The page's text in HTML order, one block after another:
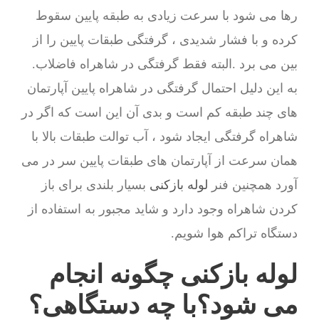
رها می شود با سرعت زیادی به طبقه پایین سقوط
کرده و با فشار شدیدی ، گرفتگی طبقات پایین را از
بین می برد .البته فقط گرفتگی در شاهراه فاضلاب.
به این دلیل احتمال گرفتگی در شاهراه پایین آپارتمان
های چند طبقه کم است و بدی آن این است که اگر در
شاهراه گرفتگی ایجاد شود ، آب توالت طبقات بالا با
همان سرعت از آپارتمان های طبقات پایین سر در می
آورد همچنین فنر لوله بازکنی بسیار بلندی برای باز
کردن شاهراه وجود دارد و شاید مجبور به استفاده از
دستگاه تراکم هوا شویم.
لوله بازکنی چگونه انجام
می شود؟با چه دستگاهی؟